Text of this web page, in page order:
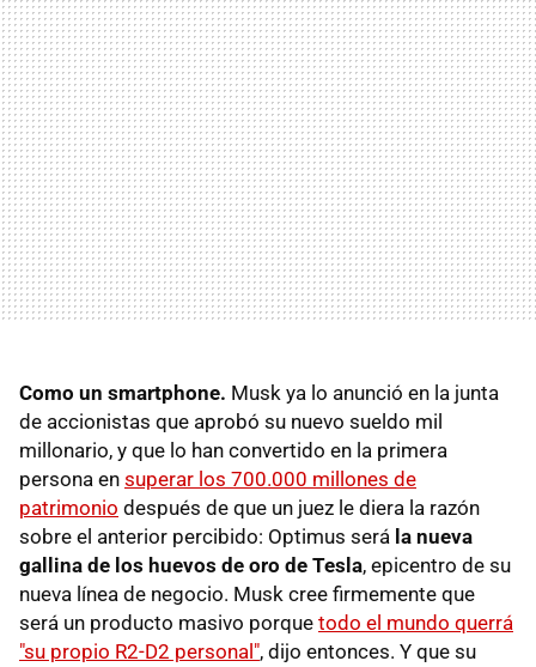
Como un smartphone. Musk ya lo anunció en la junta
de accionistas que aprobó su nuevo sueldo mil
millonario, y que lo han convertido en la primera
persona en superar los 700.000 millones de
patrimonio después de que un juez le diera la razón
sobre el anterior percibido: Optimus será la nueva
gallina de los huevos de oro de Tesla, epicentro de su
nueva línea de negocio. Musk cree firmemente que
será un producto masivo porque todo el mundo querrá
"su propio R2-D2 personal", dijo entonces. Y que su